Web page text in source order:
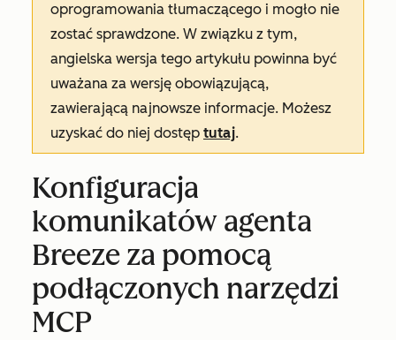
oprogramowania tłumaczącego i mogło nie
zostać sprawdzone. W związku z tym,
angielska wersja tego artykułu powinna być
uważana za wersję obowiązującą,
zawierającą najnowsze informacje. Możesz
uzyskać do niej dostęp tutaj.
Konfiguracja
komunikatów agenta
Breeze za pomocą
podłączonych narzędzi
MCP